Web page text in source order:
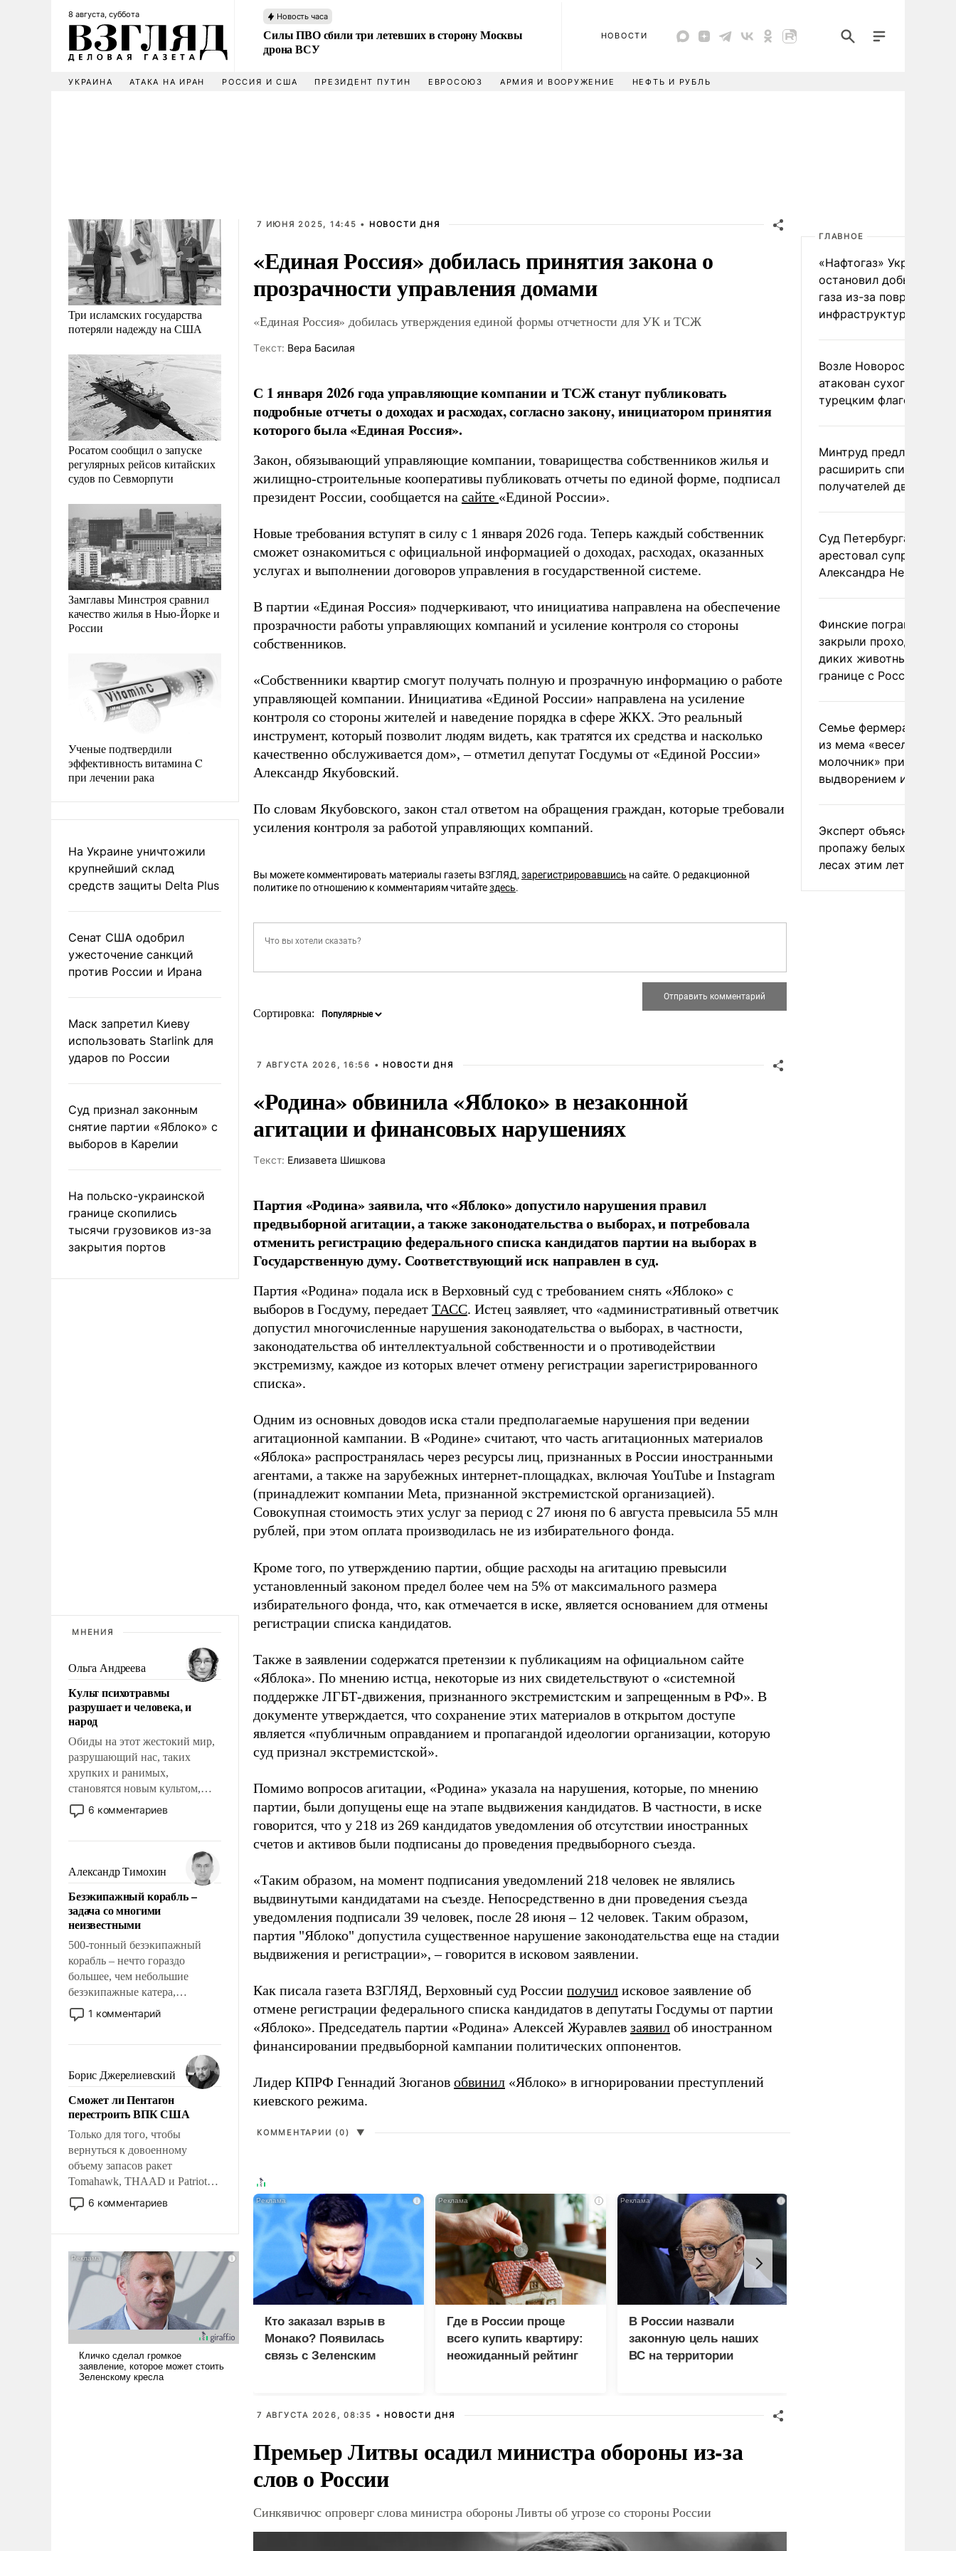
8 августа, суббота Новость часа
Силы ПВО сбили три летевших в сторону Москвы
дрона ВСУ
НОВОСТИ
УКРАИНА АТАКА НА ИРАН РОССИЯ И США ПРЕЗИДЕНТ ПУТИН ЕВРОСОЮЗ АРМИЯ И ВООРУЖЕНИЕ НЕФТЬ И РУБЛЬ
Три исламских государства
потеряли надежду на США
Росатом сообщил о запуске
регулярных рейсов китайских
судов по Севморпути
Замглавы Минстроя сравнил
качество жилья в Нью-Йорке и
России
Ученые подтвердили
эффективность витамина C
при лечении рака
На Украине уничтожили
крупнейший склад
средств защиты Delta Plus
Сенат США одобрил
ужесточение санкций
против России и Ирана
Маск запретил Киеву
использовать Starlink для
ударов по России
Суд признал законным
снятие партии «Яблоко» с
выборов в Карелии
На польско-украинской
границе скопились
тысячи грузовиков из-за
закрытия портов
МНЕНИЯ
Ольга Андреева
Культ психотравмы
разрушает и человека, и
народ
Обиды на этот жестокий мир,
разрушающий нас, таких
хрупких и ранимых,
становятся новым культом,
постепенно вытесняя и
отменяя традиционное
мужественным и твердым под
ударами судьбы, брать на себя
ответственность, помогать
слабым, идти вперед и
адаптироваться.
6 комментариев
Александр Тимохин
Безэкипажный корабль –
задача со многими
неизвестными
500-тонный безэкипажный
корабль – нечто гораздо
большее, чем небольшие
безэкипажные катера,
применение которых уже
стало обыденностью. Задача по
сложна и амбициозна. Однако
и ее реализация радикально
поднимет наши боевые
возможности.
1 комментарий
Борис Джерелиевский
Сможет ли Пентагон
перестроить ВПК США
Только для того, чтобы
вернуться к довоенному
объему запасов ракет
Tomahawk, THAAD и Patriot
США потребуется более трех
лет. Даже небольшая война с
Сложившаяся ситуация
означает многолетний период
уязвимости США, например,
перед Китаем.
6 комментариев
7 ИЮНЯ 2025, 14:45 • НОВОСТИ ДНЯ
«Единая Россия» добилась принятия закона о
прозрачности управления домами
«Единая Россия» добилась утверждения единой формы отчетности для УК и ТСЖ
Tекст: Вера Басилая
С 1 января 2026 года управляющие компании и ТСЖ станут публиковать
подробные отчеты о доходах и расходах, согласно закону, инициатором принятия
которого была «Единая Россия».
Закон, обязывающий управляющие компании, товарищества собственников жилья и
жилищно-строительные кооперативы публиковать отчеты по единой форме, подписал
президент России, сообщается на сайте «Единой России».
Новые требования вступят в силу с 1 января 2026 года. Теперь каждый собственник
сможет ознакомиться с официальной информацией о доходах, расходах, оказанных
услугах и выполнении договоров управления в государственной системе.
В партии «Единая Россия» подчеркивают, что инициатива направлена на обеспечение
прозрачности работы управляющих компаний и усиление контроля со стороны
собственников.
«Собственники квартир смогут получать полную и прозрачную информацию о работе
управляющей компании. Инициатива «Единой России» направлена на усиление
контроля со стороны жителей и наведение порядка в сфере ЖКХ. Это реальный
инструмент, который позволит людям видеть, как тратятся их средства и насколько
качественно обслуживается дом», – отметил депутат Госдумы от «Единой России»
Александр Якубовский.
По словам Якубовского, закон стал ответом на обращения граждан, которые требовали
усиления контроля за работой управляющих компаний.
Вы можете комментировать материалы газеты ВЗГЛЯД, зарегистрировавшись на сайте. О редакционной
политике по отношению к комментариям читайтездесь.
Сортировка:
7 АВГУСТА 2026, 16:56 • НОВОСТИ ДНЯ
«Родина» обвинила «Яблоко» в незаконной
агитации и финансовых нарушениях
Tекст: Елизавета Шишкова
Партия «Родина» заявила, что «Яблоко» допустило нарушения правил
предвыборной агитации, а также законодательства о выборах, и потребовала
отменить регистрацию федерального списка кандидатов партии на выборах в
Государственную думу. Соответствующий иск направлен в суд.
Партия «Родина» подала иск в Верховный суд с требованием снять «Яблоко» с
выборов в Госдуму, передает ТАСС. Истец заявляет, что «административный ответчик
допустил многочисленные нарушения законодательства о выборах, в частности,
законодательства об интеллектуальной собственности и о противодействии
экстремизму, каждое из которых влечет отмену регистрации зарегистрированного
списка».
Одним из основных доводов иска стали предполагаемые нарушения при ведении
агитационной кампании. В «Родине» считают, что часть агитационных материалов
«Яблока» распространялась через ресурсы лиц, признанных в России иностранными
агентами, а также на зарубежных интернет-площадках, включая YouTube и Instagram
(принадлежит компании Meta, признанной экстремистской организацией).
Совокупная стоимость этих услуг за период с 27 июня по 6 августа превысила 55 млн
рублей, при этом оплата производилась не из избирательного фонда.
Кроме того, по утверждению партии, общие расходы на агитацию превысили
установленный законом предел более чем на 5% от максимального размера
избирательного фонда, что, как отмечается в иске, является основанием для отмены
регистрации списка кандидатов.
Также в заявлении содержатся претензии к публикациям на официальном сайте
«Яблока». По мнению истца, некоторые из них свидетельствуют о «системной
поддержке ЛГБТ-движения, признанного экстремистским и запрещенным в РФ». В
документе утверждается, что сохранение этих материалов в открытом доступе
является «публичным оправданием и пропагандой идеологии организации, которую
суд признал экстремистской».
Помимо вопросов агитации, «Родина» указала на нарушения, которые, по мнению
партии, были допущены еще на этапе выдвижения кандидатов. В частности, в иске
говорится, что у 218 из 269 кандидатов уведомления об отсутствии иностранных
счетов и активов были подписаны до проведения предвыборного съезда.
«Таким образом, на момент подписания уведомлений 218 человек не являлись
выдвинутыми кандидатами на съезде. Непосредственно в дни проведения съезда
уведомления подписали 39 человек, после 28 июня – 12 человек. Таким образом,
партия "Яблоко" допустила существенное нарушение законодательства еще на стадии
выдвижения и регистрации», – говорится в исковом заявлении.
Как писала газета ВЗГЛЯД, Верховный суд России получил исковое заявление об
отмене регистрации федерального списка кандидатов в депутаты Госдумы от партии
«Яблоко». Председатель партии «Родина» Алексей Журавлев заявил об иностранном
финансировании предвыборной кампании политических оппонентов.
Лидер КПРФ Геннадий Зюганов обвинил «Яблоко» в игнорировании преступлений
киевского режима.
КОММЕНТАРИИ (0) ▼
i
Кто заказал взрыв в
Монако? Появилась
связь с Зеленским
i
Где в России проще
всего купить квартиру:
неожиданный рейтинг
i
В России назвали
законную цель наших
ВС на территории
7 АВГУСТА 2026, 08:35 • НОВОСТИ ДНЯ
Премьер Литвы осадил министра обороны из-за
слов о России
Синкявичюс опроверг слова министра обороны Ливты об угрозе со стороны России
ГЛАВНОЕ
«Нафтогаз» Украины
остановил добычу
газа из-за повреждения
инфраструктуры
Возле Новороссийска
атакован сухогруз под
турецким флагом
Минтруд предложил
расширить список
получателей двух
Суд Петербурга заочно
арестовал супругу
Александра Невзорова
Финские пограничники
закрыли проходы для
диких животных на
границе с Россией
Семье фермера
из мема «веселый
молочник» пригрозили
выдворением из
Эксперт объяснил
пропажу белых грибов
лесах этим летом